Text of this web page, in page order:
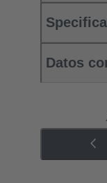
Datos